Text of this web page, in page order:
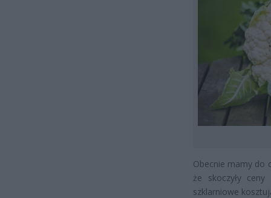
Obecnie mamy do
że skoczyły
szklarniowe